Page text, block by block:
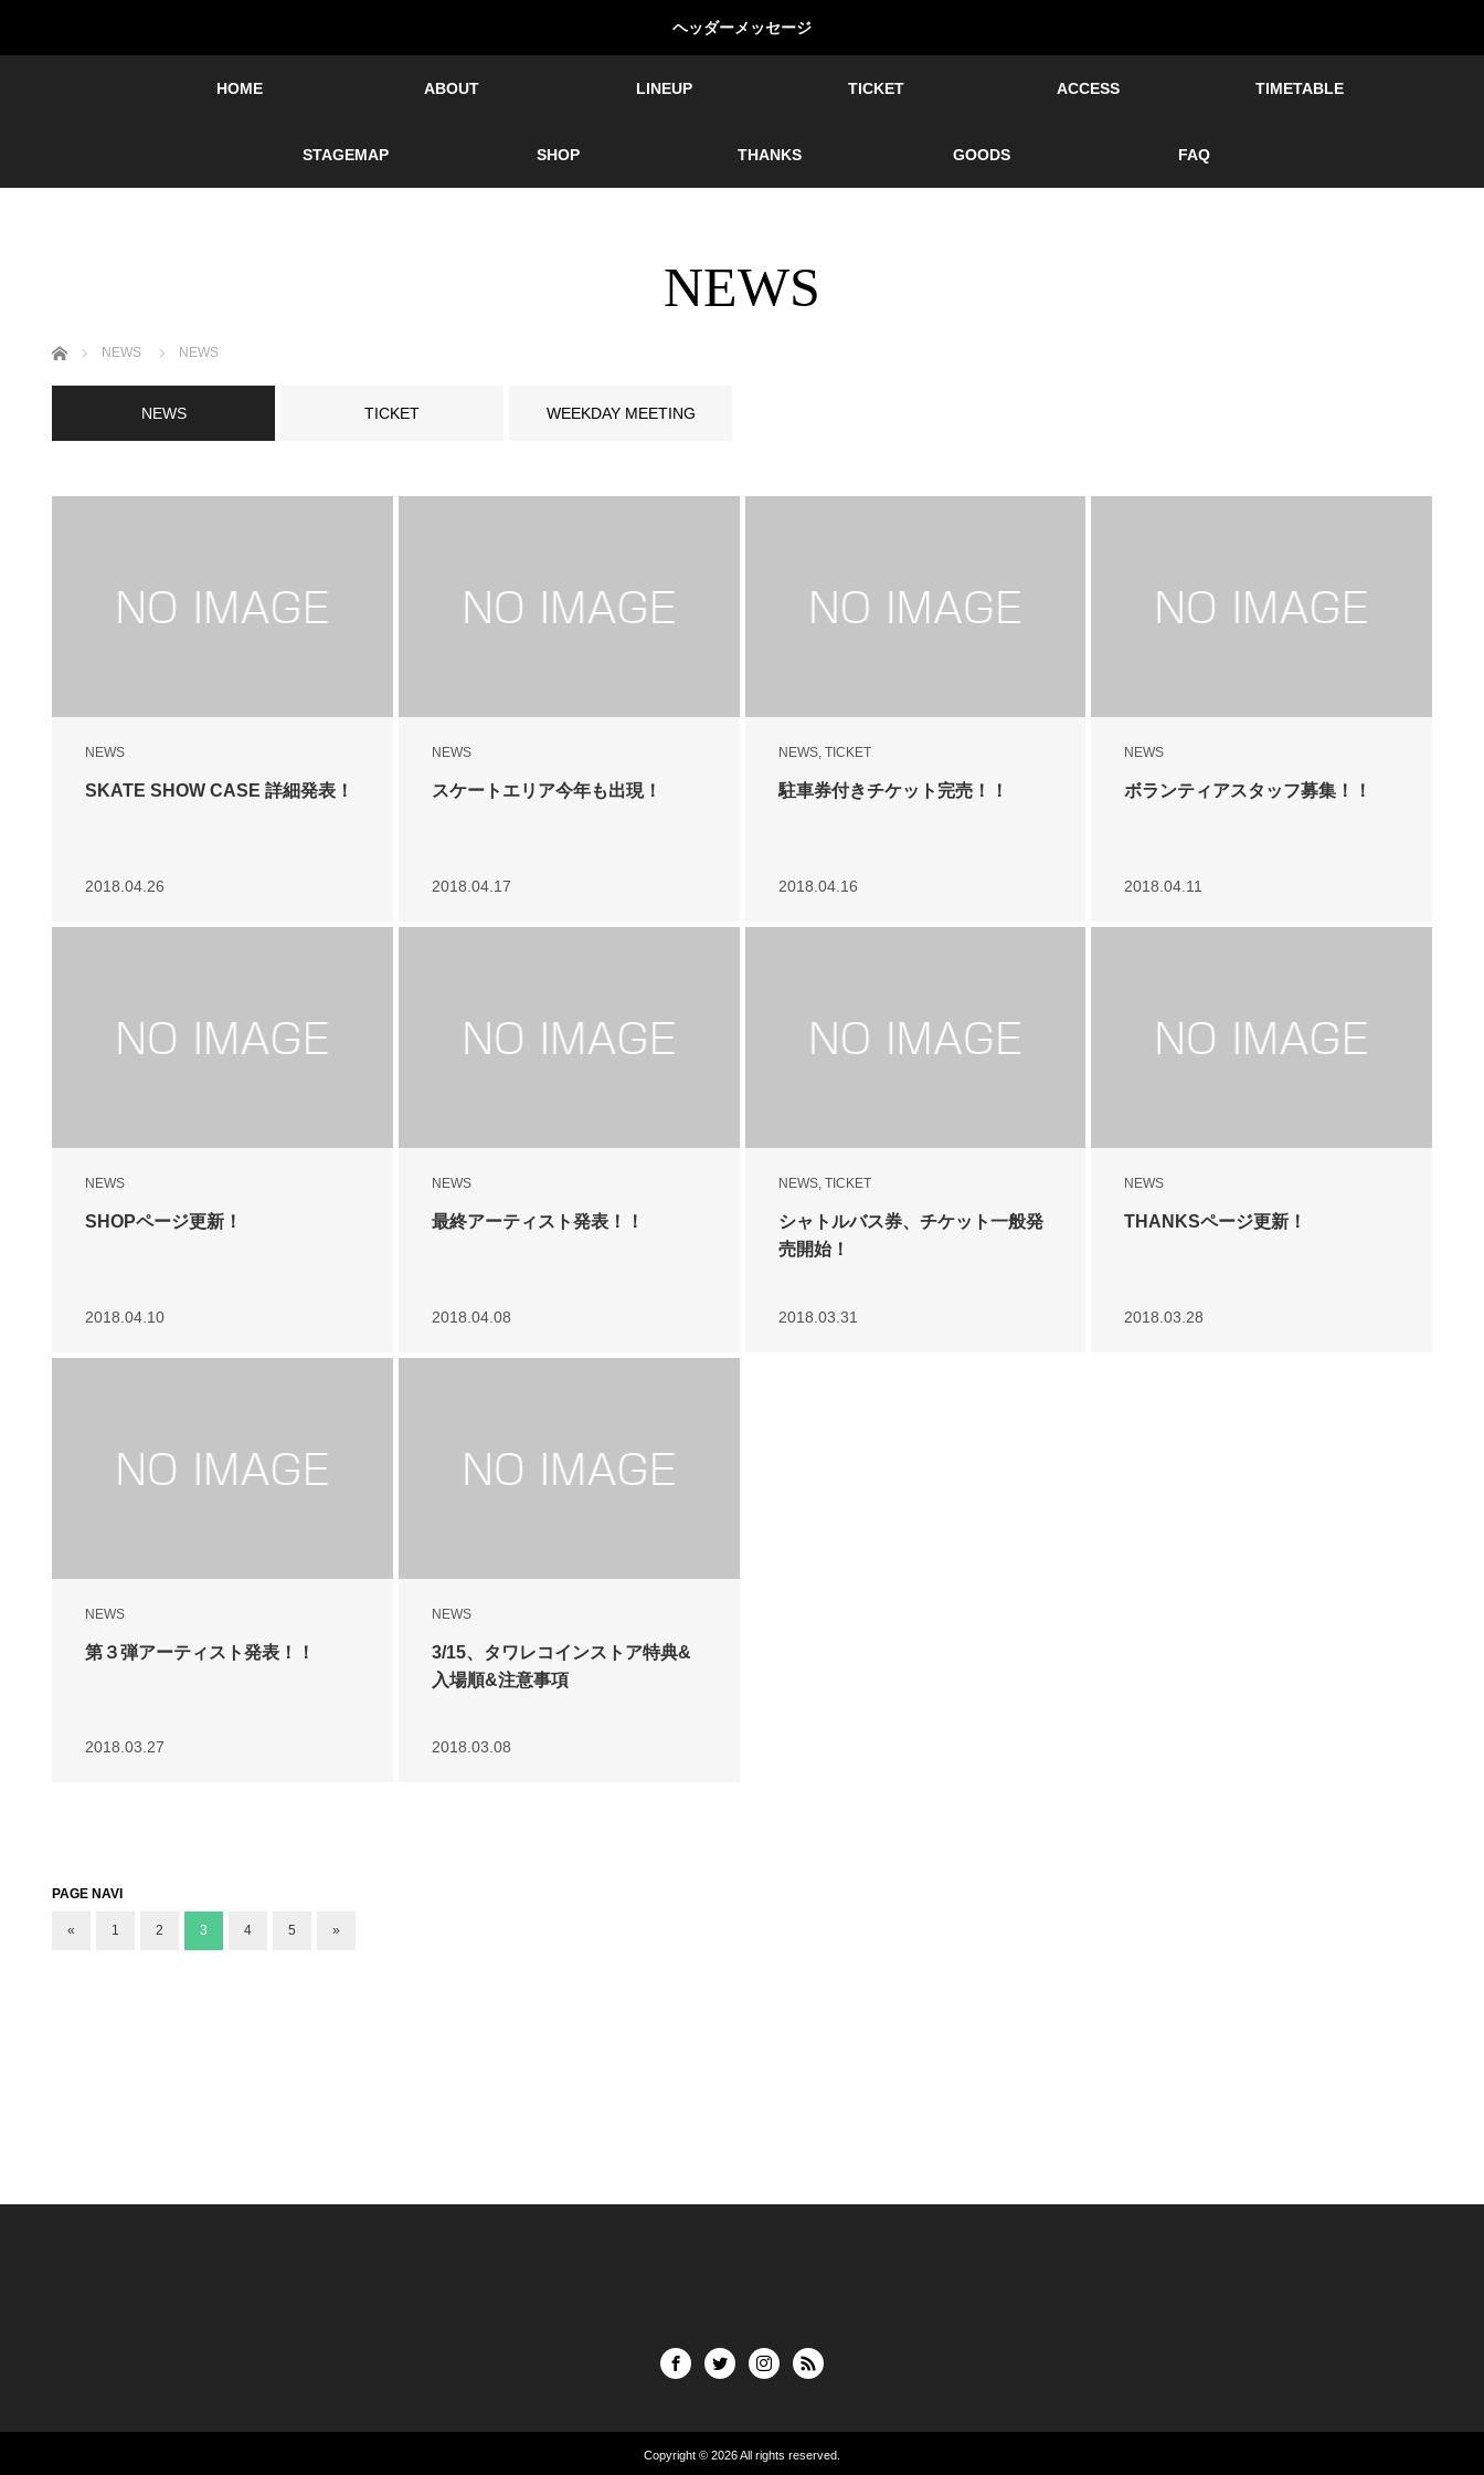
ヘッダーメッセージ
HOME ABOUT LINEUP TICKET ACCESS TIMETABLE
STAGEMAP SHOP THANKS GOODS FAQ
NEWS
ホーム NEWS NEWS
NEWS TICKET WEEKDAY MEETING
NEWS
SKATE SHOW CASE 詳細発表！
2018.04.26
NEWS
スケートエリア今年も出現！
2018.04.17
NEWS, TICKET
駐車券付きチケット完売！！
2018.04.16
NEWS
ボランティアスタッフ募集！！
2018.04.11
NEWS
SHOPページ更新！
2018.04.10
NEWS
最終アーティスト発表！！
2018.04.08
NEWS, TICKET
シャトルバス券、チケット一般発
売開始！
2018.03.31
NEWS
THANKSページ更新！
2018.03.28
NEWS
第３弾アーティスト発表！！
2018.03.27
NEWS
3/15、タワレコインストア特典&
入場順&注意事項
2018.03.08
PAGE NAVI
« 1 2 3 4 5 »
Copyright © 2026All rights reserved.